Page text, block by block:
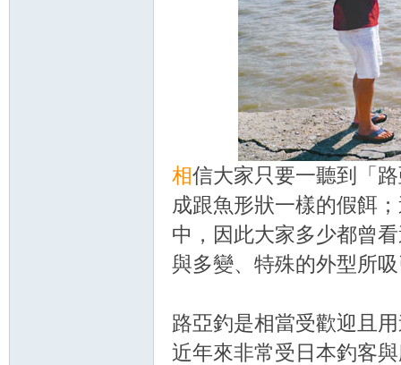
相信大家只要一聽到「
成跟魚形狀一樣的假餌
中，因此大家多少都曾
與多變、特殊的外型所
路亞釣是相當受歡迎且
近年來非常受日本釣客